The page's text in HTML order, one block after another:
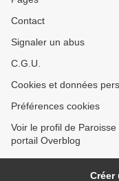
Contact
Signaler un abus
C.G.U.
Cookies et données
Préférences cookies
Voir le profil de
portail Overblog
Créer